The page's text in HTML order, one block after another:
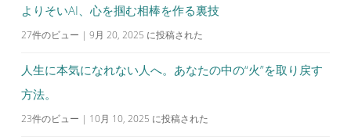
シ
ョ
よりそいAI、心を掴む相棒を作る裏技
27件のビュー | 9月 20, 2025 に投稿された
人生に本気になれない人へ。あなたの中の“火”を取り戻す
方法。
23件のビュー | 10月 10, 2025 に投稿された